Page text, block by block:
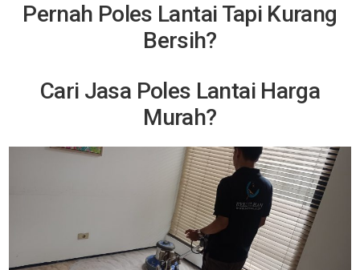
Pernah Poles Lantai Tapi Kurang
Bersih?
Cari Jasa Poles Lantai Harga
Murah?